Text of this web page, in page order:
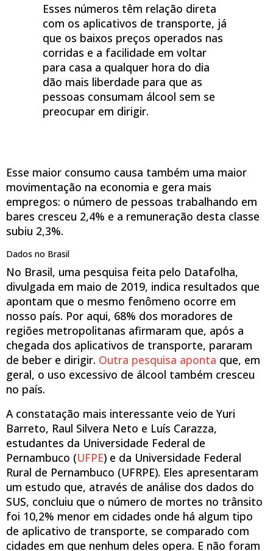
Esses números têm relação direta
com os aplicativos de transporte, já
que os baixos preços operados nas
corridas e a facilidade em voltar
para casa a qualquer hora do dia
dão mais liberdade para que as
pessoas consumam álcool sem se
preocupar em dirigir.
Esse maior consumo causa também uma maior
movimentação na economia e gera mais
empregos: o número de pessoas trabalhando em
bares cresceu 2,4% e a remuneração desta classe
subiu 2,3%.
Dados no Brasil
No Brasil, uma pesquisa feita pelo Datafolha,
divulgada em maio de 2019, indica resultados que
apontam que o mesmo fenômeno ocorre em
nosso país. Por aqui, 68% dos moradores de
regiões metropolitanas afirmaram que, após a
chegada dos aplicativos de transporte, pararam
de beber e dirigir. Outra pesquisa aponta que, em
geral, o uso excessivo de álcool também cresceu
no país.
A constatação mais interessante veio de Yuri
Barreto, Raul Silvera Neto e Luís Carazza,
estudantes da Universidade Federal de
Pernambuco (UFPE) e da Universidade Federal
Rural de Pernambuco (UFRPE). Eles apresentaram
um estudo que, através de análise dos dados do
SUS, concluiu que o número de mortes no trânsito
foi 10,2% menor em cidades onde há algum tipo
de aplicativo de transporte, se comparado com
cidades em que nenhum deles opera. E não foram